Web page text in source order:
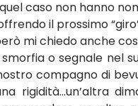
caso non hanno
il prossimo
mi chiedo anche
o segnale nel
compagno di
rigidità…un’altra